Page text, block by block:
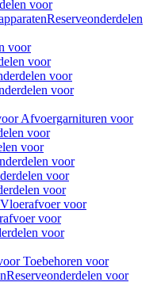
voor
Reserveonderdelen
voor
voor
voor
voor
Afvoergarnituren voor
voor
voor
voor
voor
voor
Vloerafvoer voor
voor
voor
Toebehoren voor
Reserveonderdelen voor